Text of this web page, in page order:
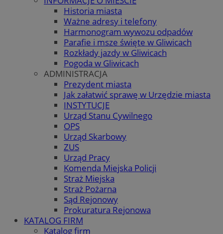
Historia miasta
Ważne adresy i telefony
Harmonogram wywozu odpadów
Parafie i msze święte w Gliwicach
Rozkłady jazdy w Gliwicach
Pogoda w Gliwicach
ADMINISTRACJA
Prezydent miasta
Jak załatwić sprawę w Urzędzie miasta
INSTYTUCJE
Urząd Stanu Cywilnego
OPS
Urząd Skarbowy
ZUS
Urząd Pracy
Komenda Miejska Policji
Straż Miejska
Straż Pożarna
Sąd Rejonowy
Prokuratura Rejonowa
KATALOG FIRM
Katalog firm